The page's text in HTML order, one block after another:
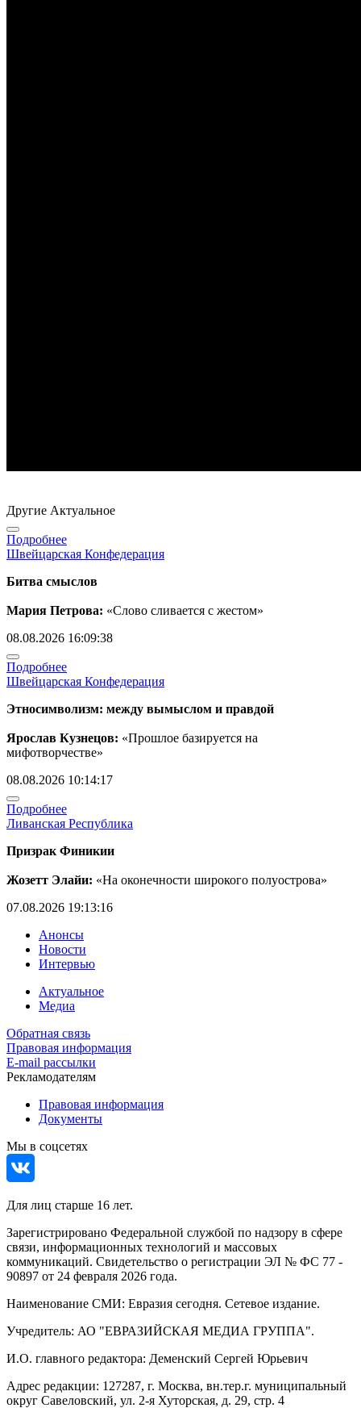
Другие Актуальное
Подробнее
Швейцарская Конфедерация
Битва смыслов
Мария Петрова: «Слово сливается с жестом»
08.08.2026 16:09:38
Подробнее
Швейцарская Конфедерация
Этносимволизм: между вымыслом и правдой
Ярослав Кузнецов: «Прошлое базируется на
мифотворчестве»
08.08.2026 10:14:17
Подробнее
Ливанская Республика
Призрак Финикии
Жозетт Элайи: «На оконечности широкого полуострова»
07.08.2026 19:13:16
Анонсы
Новости
Интервью
Актуальное
Медиа
Обратная связь
Правовая информация
E-mail рассылки
Рекламодателям
Правовая информация
Документы
Мы в соцсетях
Для лиц старше 16 лет.
Зарегистрировано Федеральной службой по надзору в сфере
связи, информационных технологий и массовых
коммуникаций. Свидетельство о регистрации ЭЛ № ФС 77 -
90897 от 24 февраля 2026 года.
Наименование СМИ: Евразия сегодня. Сетевое издание.
Учредитель: АО "ЕВРАЗИЙСКАЯ МЕДИА ГРУППА".
И.О. главного редактора: Деменский Сергей Юрьевич
Адрес редакции: 127287, г. Москва, вн.тер.г. муниципальный
округ Савеловский, ул. 2-я Хуторская, д. 29, стр. 4